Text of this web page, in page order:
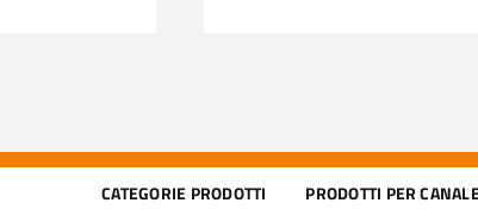
CATEGORIE PRODOTTI
PRODOTTI PER